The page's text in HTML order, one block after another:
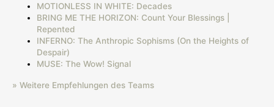
MOTIONLESS IN WHITE: Decades
BRING ME THE HORIZON: Count Your Blessings |
Repented
INFERNO: The Anthropic Sophisms (On the Heights of
Despair)
MUSE: The Wow! Signal
» Weitere Empfehlungen des Teams